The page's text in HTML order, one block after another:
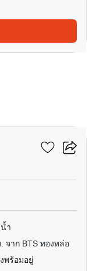
ำ
จาก BTS ทองหล่อ
พร้อมอยู่